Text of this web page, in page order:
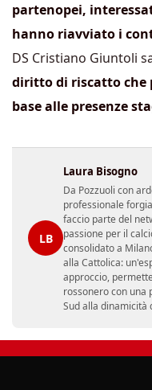
partenopei,
hanno riavviato i
DS Cristiano Giuntoli
diritto di riscatto che
base alle presenze
LB
Laura Bisogno
Da Pozzuoli con
professionale
faccio parte del
passione per il
consolidato a
alla Cattolica:
approccio,
rossonero con una
Sud alla dinamicità